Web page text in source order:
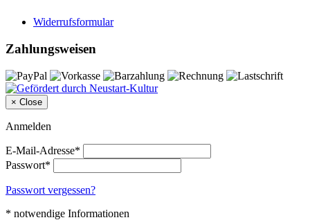
Widerrufsformular
Zahlungsweisen
× Close
Anmelden
E-Mail-Adresse*
Passwort*
Passwort vergessen?
* notwendige Informationen